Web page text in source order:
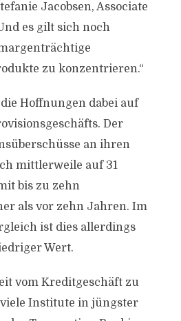
Jacobsen, Associate
es gilt sich noch
zu konzentrieren.“
Hoffnungen dabei auf
Der
an ihren
mittlerweile auf 31
bis zu zehn
als vor zehn Jahren. Im
ist dies allerdings
Wert.
vom Kreditgeschäft zu
Institute in jüngster